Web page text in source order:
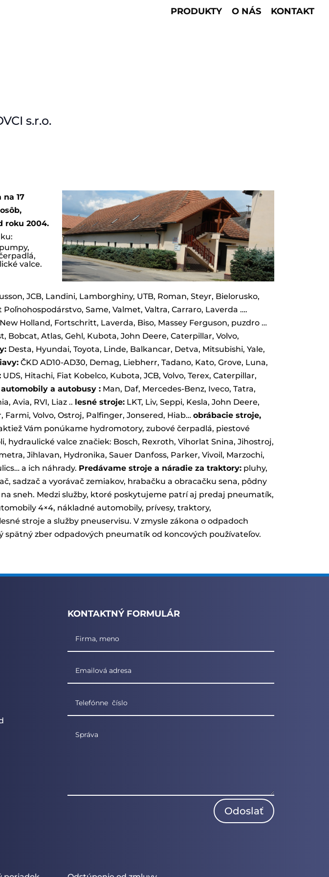
PRODUKTY O NÁS KONTAKT
s.r.o.
17
roku 2004.
valce.
JCB, Landini, Lamborghiny, UTB, Roman, Steyr, Bielorusko,
Same, Valmet, Valtra, Carraro, Laverda ….
Holland, Fortschritt, Laverda, Biso, Massey Ferguson, puzdro …
Bobcat, Atlas, Gehl, Kubota, John Deere, Caterpillar, Volvo,
Desta, Hyundai, Toyota, Linde, Balkancar, Detva, Mitsubishi, Yale,
ČKD AD10-AD30, Demag, Liebherr, Tadano, Kato, Grove, Luna,
UDS, Hitachi, Fiat Kobelco, Kubota, JCB, Volvo, Terex, Caterpillar,
a autobusy :Man, Daf, Mercedes-Benz, Iveco, Tatra,
Avia, RVI, Liaz .. lesné stroje:LKT, Liv, Seppi, Kesla, John Deere,
Volvo, Ostroj, Palfinger, Jonsered, Hiab… obrábacie stroje,
Vám ponúkame hydromotory, zubové čerpadlá, piestové
hydraulické valce značiek: Bosch, Rexroth, Vihorlat Snina, Jihostroj,
Jihlavan, Hydronika, Sauer Danfoss, Parker, Vivoil, Marzochi,
a ich náhrady. Predávame stroje a náradie za traktory:pluhy,
sadzač a vyorávač zemiakov, hrabačku a obracačku sena, pôdny
sneh. Medzi služby, ktoré poskytujeme patrí aj predaj pneumatík,
4×4, nákladné automobily, prívesy, traktory,
stroje a služby pneuservisu. V zmysle zákona o odpadoch
spätný zber odpadových pneumatík od koncových používateľov.
KONTAKTNÝ FORMULÁR
Odoslať